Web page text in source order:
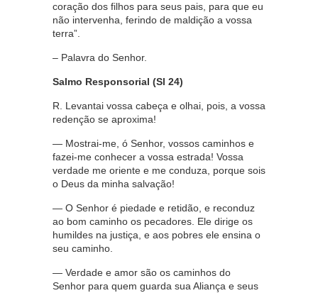
coração dos filhos para seus pais, para que eu
não intervenha, ferindo de maldição a vossa
terra”.
– Palavra do Senhor.
Salmo Responsorial (Sl 24)
R. Levantai vossa cabeça e olhai, pois, a vossa
redenção se aproxima!
— Mostrai-me, ó Senhor, vossos caminhos e
fazei-me conhecer a vossa estrada! Vossa
verdade me oriente e me conduza, porque sois
o Deus da minha salvação!
— O Senhor é piedade e retidão, e reconduz
ao bom caminho os pecadores. Ele dirige os
humildes na justiça, e aos pobres ele ensina o
seu caminho.
— Verdade e amor são os caminhos do
Senhor para quem guarda sua Aliança e seus